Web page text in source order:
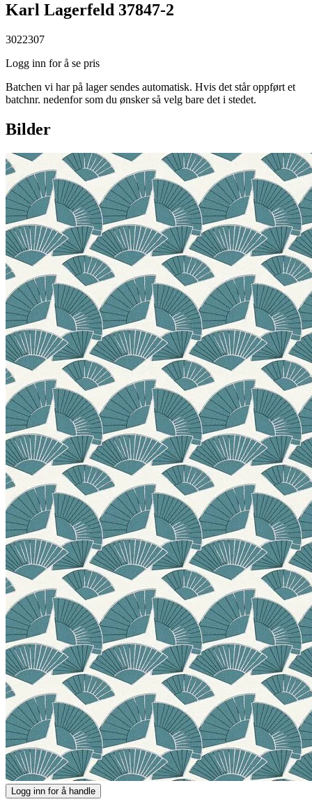
Karl Lagerfeld 37847-2
3022307
Logg inn for å se pris
Batchen vi har på lager sendes automatisk. Hvis det står oppført et
batchnr. nedenfor som du ønsker så velg bare det i stedet.
Bilder
Logg inn for å handle